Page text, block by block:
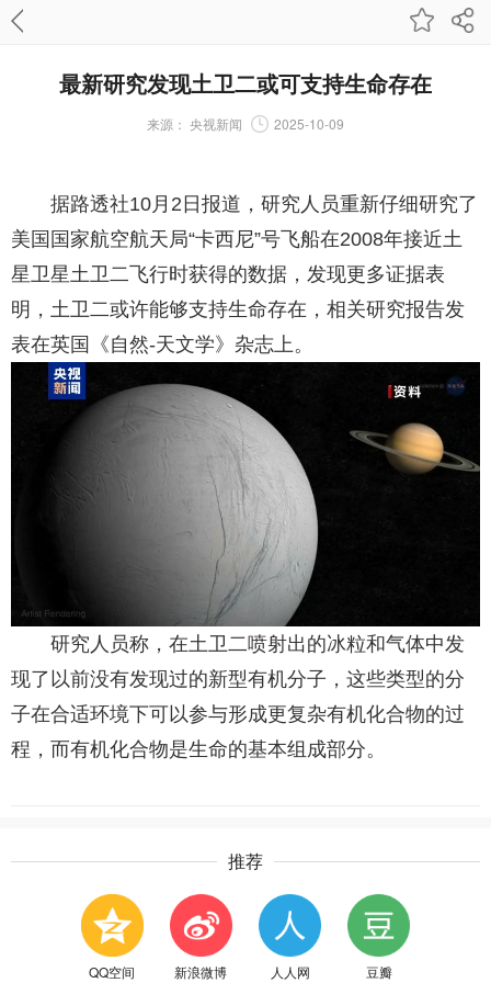
最新研究发现土卫二或可支持生命存在
来源： 央视新闻 2025-10-09
据路透社10月2日报道，研究人员重新仔细研究了
美国国家航空航天局“卡西尼”号飞船在2008年接近土
星卫星土卫二飞行时获得的数据，发现更多证据表
明，土卫二或许能够支持生命存在，相关研究报告发
表在英国《自然-天文学》杂志上。
研究人员称，在土卫二喷射出的冰粒和气体中发
现了以前没有发现过的新型有机分子，这些类型的分
子在合适环境下可以参与形成更复杂有机化合物的过
程，而有机化合物是生命的基本组成部分。
推荐
QQ空间 新浪微博 人人网 豆瓣